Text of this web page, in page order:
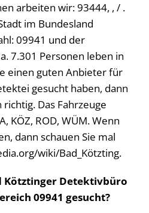
arbeiten wir: 93444, , / .
im Bundesland
09941 und der
7.301 Personen leben in
einen guten Anbieter für
gesucht haben, dann
Das Fahrzeuge
KÖZ, ROD, WÜM. Wenn
dann schauen Sie mal
wiki/Bad_Kötzting.
Kötztinger Detektivbüro
09941 gesucht?